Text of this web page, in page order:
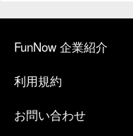
FunNow 企業紹介
利用規約
お問い合わせ